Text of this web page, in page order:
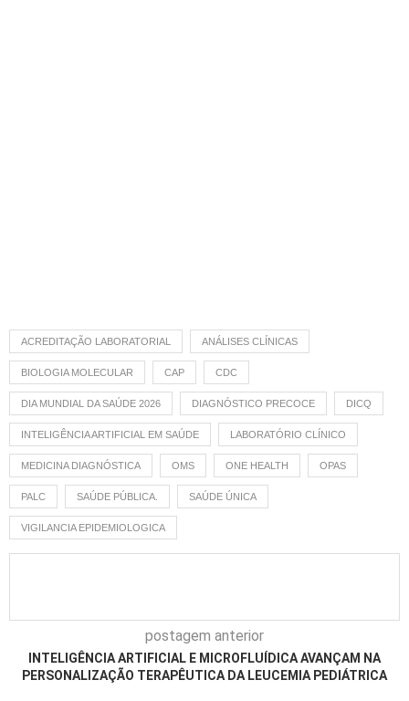
ACREDITAÇÃO LABORATORIAL ANÁLISES CLÍNICAS
BIOLOGIA MOLECULAR CAP CDC
DIA MUNDIAL DA SAÚDE 2026 DIAGNÓSTICO PRECOCE DICQ
INTELIGÊNCIA ARTIFICIAL EM SAÚDE LABORATÓRIO CLÍNICO
MEDICINA DIAGNÓSTICA OMS ONE HEALTH OPAS
PALC SAÚDE PÚBLICA. SAÚDE ÚNICA
VIGILANCIA EPIDEMIOLOGICA
postagem anterior
INTELIGÊNCIA ARTIFICIAL E MICROFLUÍDICA AVANÇAM NA
PERSONALIZAÇÃO TERAPÊUTICA DA LEUCEMIA PEDIÁTRICA